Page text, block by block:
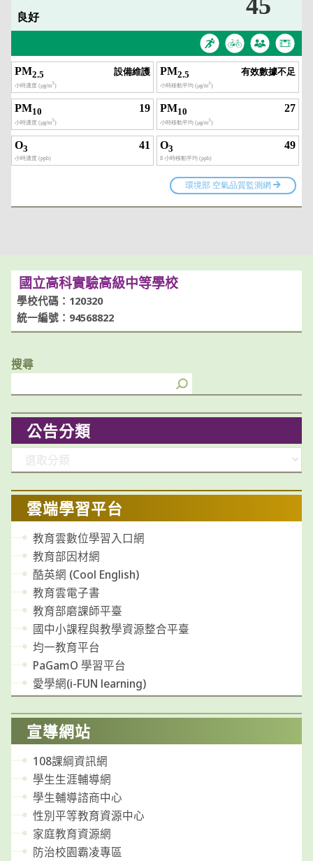
國立高科實驗高級中等學校
學校代碼：120320
統一編號：94568822
搜尋
公告分類
類
雲端學習平台
教育雲數位學習入口網
教育部因材網
酷英網 (Cool English)
教育雲電子書
教育部磨課師平臺
國中小課程與教學資源整合平臺
均一教育平台
PaGamO 學習平台
愛學網(i-FUN learning)
宣導網站
108課綱資訊網
學生生涯輔導網
學生輔導諮商中心
性別平等教育資源中心
家庭教育資源網
防治校園霸凌專區